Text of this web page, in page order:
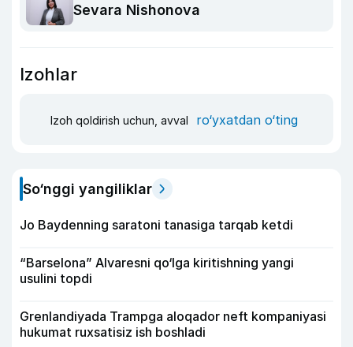
Sevara Nishonova
Izohlar
Izoh qoldirish uchun, avval ro‘yxatdan o‘ting
So‘nggi yangiliklar
Jo Baydenning saratoni tanasiga tarqab ketdi
“Barselona” Alvaresni qo‘lga kiritishning yangi
usulini topdi
Grenlandiyada Trampga aloqador neft kompaniyasi
hukumat ruxsatisiz ish boshladi